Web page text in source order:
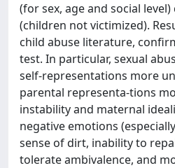
(for sex, age and social
(children not victimized).
child abuse literature,
test. In particular, sexual
self-representations more
parental representa-tions
instability and maternal
negative emotions
sense of dirt, inability to
tolerate ambivalence, and